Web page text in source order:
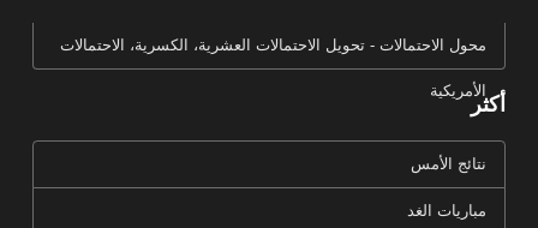
محول الاحتمالات - تحويل الاحتمالات العشرية، الكسرية، الاحتمالات
الأمريكية
أكثر
نتائج الأمس
مباريات الغد